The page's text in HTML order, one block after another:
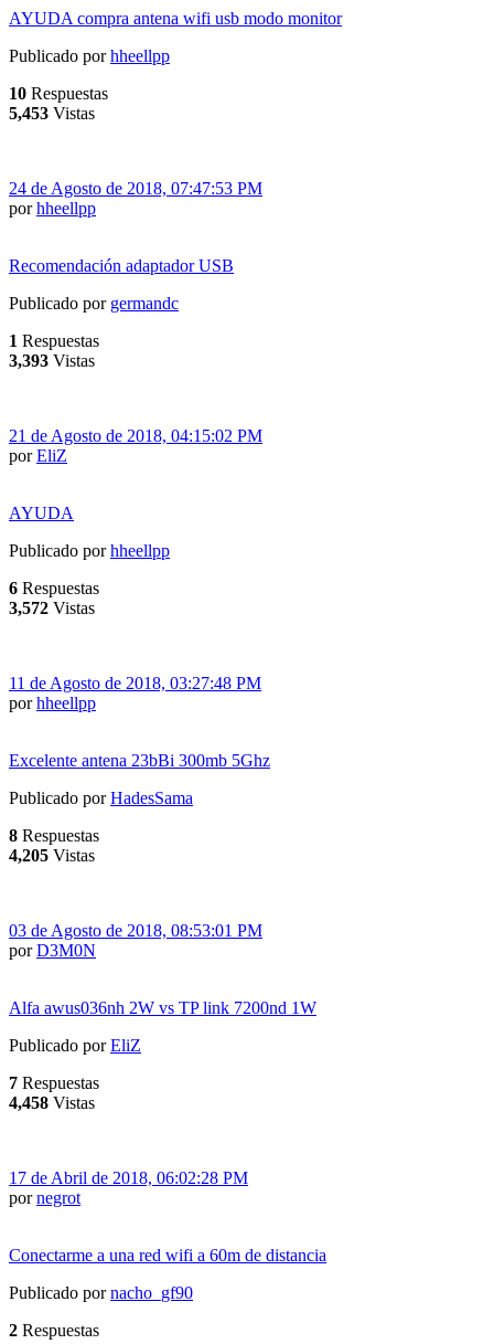
AYUDA compra antena wifi usb modo monitor
Publicado porhheellpp
10 Respuestas
5,453 Vistas
24 de Agosto de 2018, 07:47:53 PM
porhheellpp
Recomendación adaptador USB
Publicado por germandc
1 Respuestas
3,393 Vistas
21 de Agosto de 2018, 04:15:02 PM
porEliZ
AYUDA
Publicado porhheellpp
6 Respuestas
3,572 Vistas
11 de Agosto de 2018, 03:27:48 PM
porhheellpp
Excelente antena 23bBi 300mb 5Ghz
Publicado porHadesSama
8 Respuestas
4,205 Vistas
03 de Agosto de 2018, 08:53:01 PM
porD3M0N
Alfa awus036nh 2W vs TP link 7200nd 1W
Publicado porEliZ
7 Respuestas
4,458 Vistas
17 de Abril de 2018, 06:02:28 PM
pornegrot
Conectarme a una red wifi a 60m de distancia
Publicado pornacho_gf90
2 Respuestas